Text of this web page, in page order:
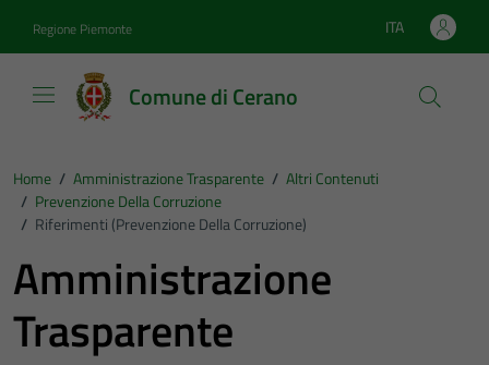
Regione Piemonte Lingua attiva:
ITA
Comune di Cerano
Home / Amministrazione Trasparente / Altri Contenuti
/ Prevenzione Della Corruzione
/ Riferimenti (Prevenzione Della Corruzione)
Amministrazione
Trasparente